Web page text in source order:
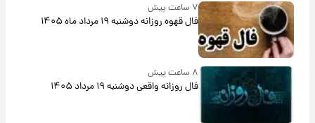
۷ ساعت پیش
فال قهوه روزانه دوشنبه ۱۹ مرداد ماه ۱۴۰۵
فال روزانه واقعی دوشنبه ۱۹ مرداد ۱۴۰۵